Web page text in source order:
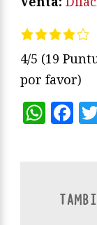
4/5 (19
por favor)